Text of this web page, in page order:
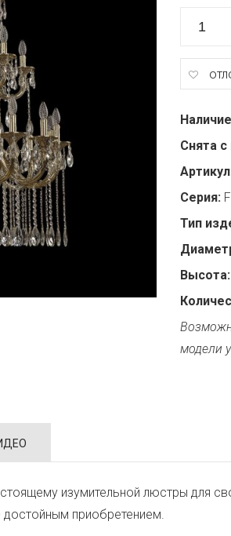
Снята с
Серия:
Тип
Высота:
модели
изумительной люстры для
достойным приобретением.